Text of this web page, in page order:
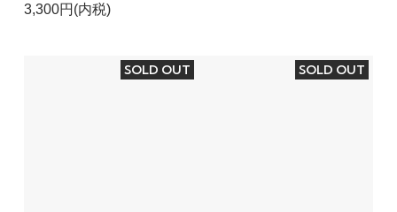
3,300円(内税)
SOLD OUT SOLD OUT